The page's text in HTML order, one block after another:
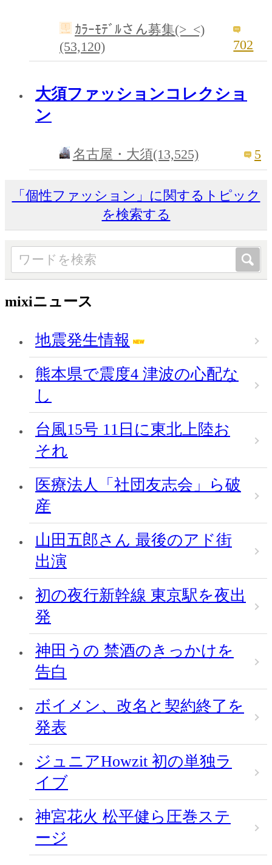
ｶﾗｰﾓﾃﾞﾙさん募集(>_<)
(53,120)
702
大須ファッションコレクショ
ン
名古屋・大須(13,525) 5
「個性ファッション」に関するトピック
を検索する
mixiニュース
地震発生情報
熊本県で震度4 津波の心配な
し
台風15号 11日に東北上陸お
それ
医療法人「社団友志会」ら破
産
山田五郎さん 最後のアド街
出演
初の夜行新幹線 東京駅を夜出
発
神田うの 禁酒のきっかけを
告白
ボイメン、改名と契約終了を
発表
ジュニアHowzit 初の単独ラ
イブ
神宮花火 松平健ら圧巻ステ
ージ